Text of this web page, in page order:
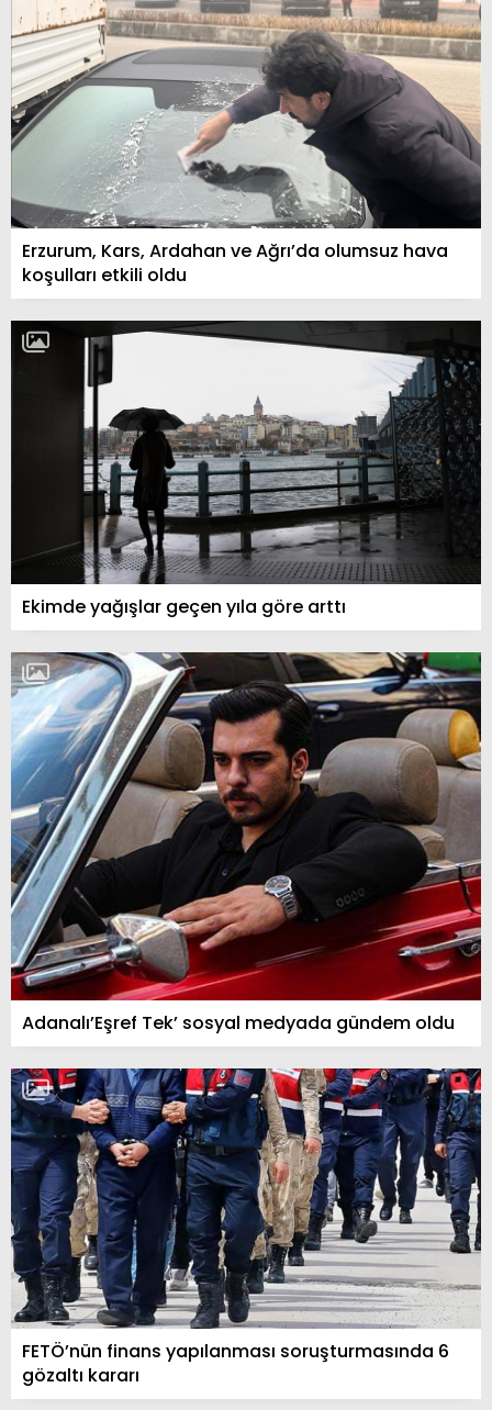
Erzurum, Kars, Ardahan ve Ağrı’da olumsuz hava
koşulları etkili oldu
Ekimde yağışlar geçen yıla göre arttı
Adanalı’Eşref Tek’ sosyal medyada gündem oldu
FETÖ’nün finans yapılanması soruşturmasında 6
gözaltı kararı